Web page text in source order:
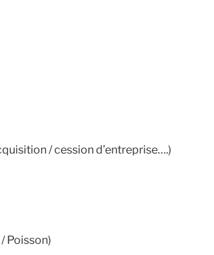
/ cession d’entreprise….)
Poisson)